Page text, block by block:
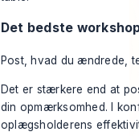
Det bedste
Post, hvad du ændrede,
Det er stærkere end at
din opmærksomhed. I
oplægsholderens